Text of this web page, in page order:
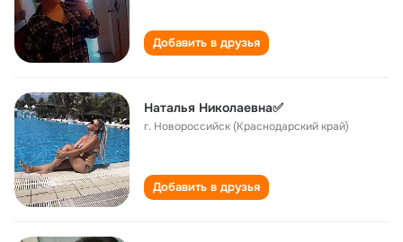
Добавить в друзья
Наталья Николаевна✅
г. Новороссийск (Краснодарский край)
Добавить в друзья